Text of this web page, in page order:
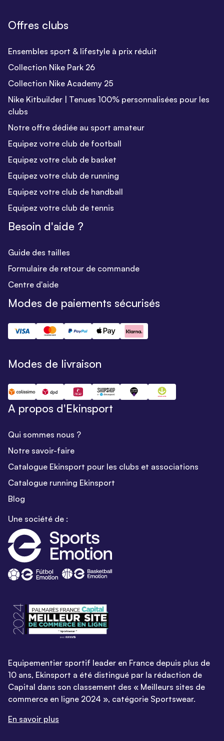
Offres clubs
Ensembles sport & lifestyle à prix réduit
Collection Nike Park 26
Collection Nike Academy 25
Nike Kitbuilder | Tenues 100% personnalisées pour les
clubs
Notre offre dédiée au sport amateur
Equipez votre club de football
Equipez votre club de basket
Equipez votre club de running
Equipez votre club de handball
Equipez votre club de tennis
Besoin d'aide ?
Guide des tailles
Formulaire de retour de commande
Centre d'aide
Modes de paiements sécurisés
Modes de livraison
A propos d'Ekinsport
Qui sommes nous ?
Notre savoir-faire
Catalogue Ekinsport pour les clubs et associations
Catalogue running Ekinsport
Blog
Une société de :
Equipementier sportif leader en France depuis plus de
10 ans, Ekinsport a été distingué par la rédaction de
Capital dans son classement des « Meilleurs sites de
commerce en ligne 2024 », catégorie Sportswear.
En savoir plus